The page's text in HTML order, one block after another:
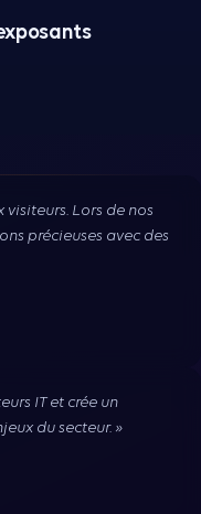
Lors de nos
précieuses avec des
IT et crée un
du secteur. »